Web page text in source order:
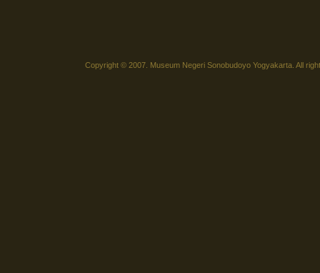
Copyright © 2007. Museum Negeri Sonobudoyo Yogyakarta. All